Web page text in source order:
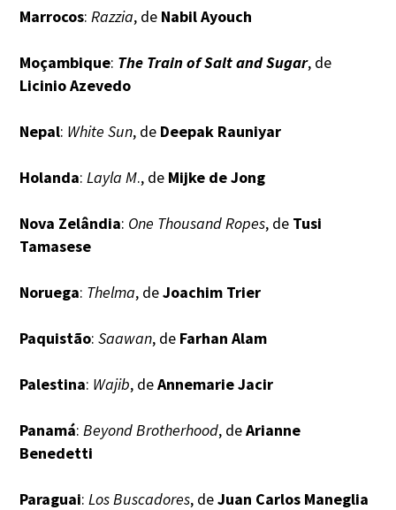
Marrocos: Razzia, de Nabil Ayouch
Moçambique: The Train of Salt and Sugar, de
Licinio Azevedo
Nepal: White Sun, de Deepak Rauniyar
Holanda: Layla M., de Mijke de Jong
Nova Zelândia: One Thousand Ropes, de Tusi
Tamasese
Noruega: Thelma, deJoachim Trier
Paquistão:Saawan, de Farhan Alam
Palestina: Wajib, deAnnemarie Jacir
Panamá: Beyond Brotherhood, deArianne
Benedetti
Paraguai: Los Buscadores, deJuan Carlos Maneglia